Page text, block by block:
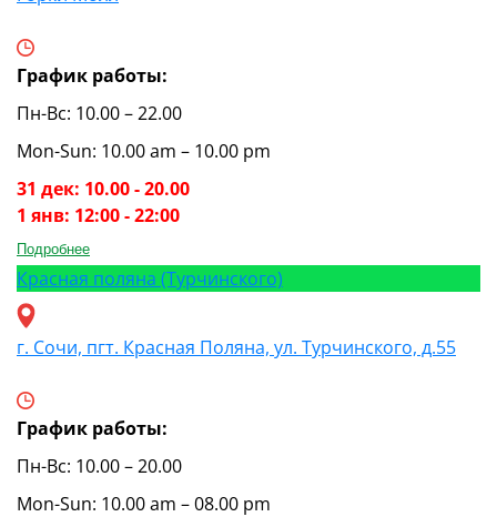
График работы:
Пн-Вс: 10.00 – 22.00
Mon-Sun: 10.00 am – 10.00 pm
31 дек: 10.00 - 20.00
1 янв: 12:00 - 22:00
Подробнее
Красная поляна (Турчинского)
г. Сочи, пгт. Красная Поляна, ул. Турчинского, д.55
График работы:
Пн-Вс: 10.00 – 20.00
Mon-Sun: 10.00 am – 08.00 pm